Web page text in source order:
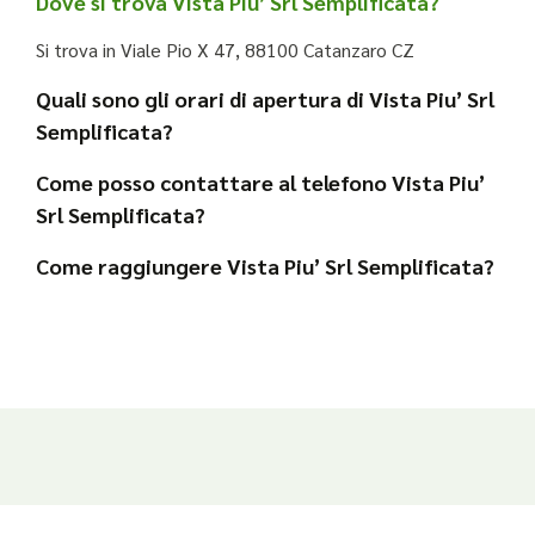
Si trova in Viale Pio X 47, 88100 Catanzaro CZ
Quali sono gli orari di apertura di Vista Piu’ Srl
Semplificata?
Come posso contattare al telefono Vista Piu’
Srl Semplificata?
Come raggiungere Vista Piu’ Srl Semplificata?